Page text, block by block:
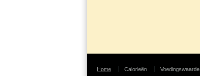
Home Calorieën Voedingswaarde